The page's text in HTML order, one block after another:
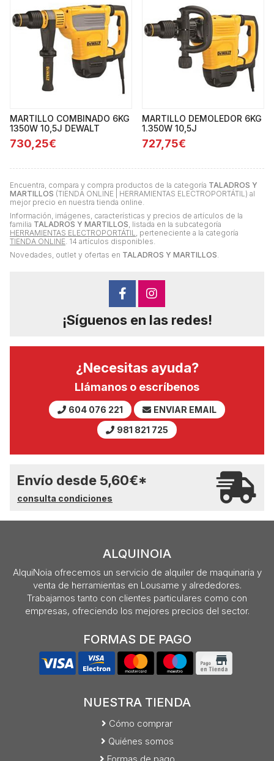
Encuentra, compara y compra productos de la categoría TALADROS Y
MARTILLOS (TIENDA ONLINE | HERRAMIENTAS ELECTROPORTÁTIL) al
mejor precio en nuestra tienda online.
Información, imágenes, características y precios de artículos de la
familia TALADROS Y MARTILLOS, listada en la subcategoría
HERRAMIENTAS ELECTROPORTÁTIL, perteneciente a la categoría
TIENDA ONLINE. 14 artículos disponibles.
Novedades, outlet y ofertas en TALADROS Y MARTILLOS.
MARTILLO COMBINADO 6KG
1350W 10,5J DEWALT
730,25€
MARTILLO DEMOLEDOR 6KG
1.350W 10,5J
727,75€
¡Síguenos en las redes!
¿Necesitas ayuda?
Llámanos o escríbenos
604 076 221
ENVIAR EMAIL
981 821 725
Envío desde 5,60€*
consulta condiciones
ALQUINOIA
AlquiNoia ofrecemos un servicio de alquiler de maquinaria y
venta de herramientas en Lousame y alrededores.
Trabajamos tanto con clientes particulares como con
empresas, ofreciendo los mejores precios del sector.
FORMAS DE PAGO
NUESTRA TIENDA
Cómo comprar
Quiénes somos